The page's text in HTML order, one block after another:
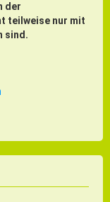
der
teilweise nur mit
sind.